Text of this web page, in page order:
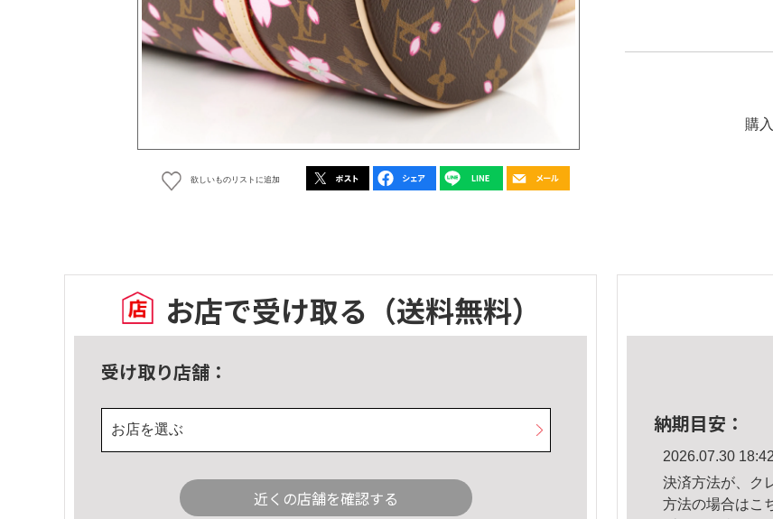
欲しいものリストに追加
購
お店で受け取る （送料無料）
受け取り店舗：
お店を選ぶ
近くの店舗を確認する
納期目安：
2026.07.30
決済方法が、ク
方法の場合はこ